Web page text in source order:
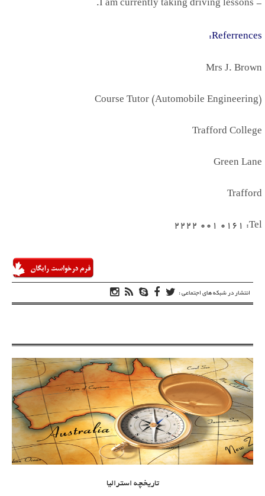
-
I am currently taking driving lessons
.
Referrences
:
Mrs J. Brown
Course Tutor (Automobile Engineering)
Trafford College
Green Lane
Trafford
Tel:
0161 001 2222
انتشار در شبکه های اجتماعی :
تاریخچه استرالیا